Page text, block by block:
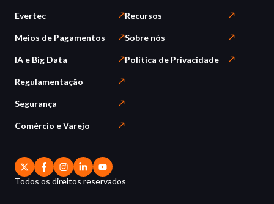
Evertec
Meios de Pagamentos
IA e Big Data
Regulamentação
Segurança
Comércio e Varejo
Recursos
Sobre nós
Política de Privacidade
Todos os direitos reservados